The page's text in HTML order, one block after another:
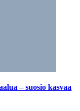
– suosio kasvaa